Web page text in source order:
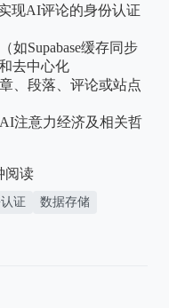
现AI评论的身份认证
如Supabase缓存同步
去中心化
、段落、评论或站点
注意力经济及相关哲
阅读
证
数据存储